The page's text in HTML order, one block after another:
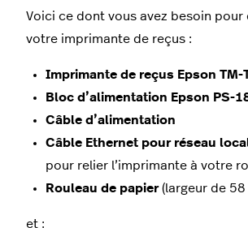
Voici ce dont vous avez besoin pour
votre imprimante de reçus :
Imprimante de reçus Epson TM-
Bloc d’alimentation Epson PS-
Câble d’alimentation
Câble Ethernet pour réseau
pour relier l’imprimante à votre
Rouleau de papier(largeur de 58
et :